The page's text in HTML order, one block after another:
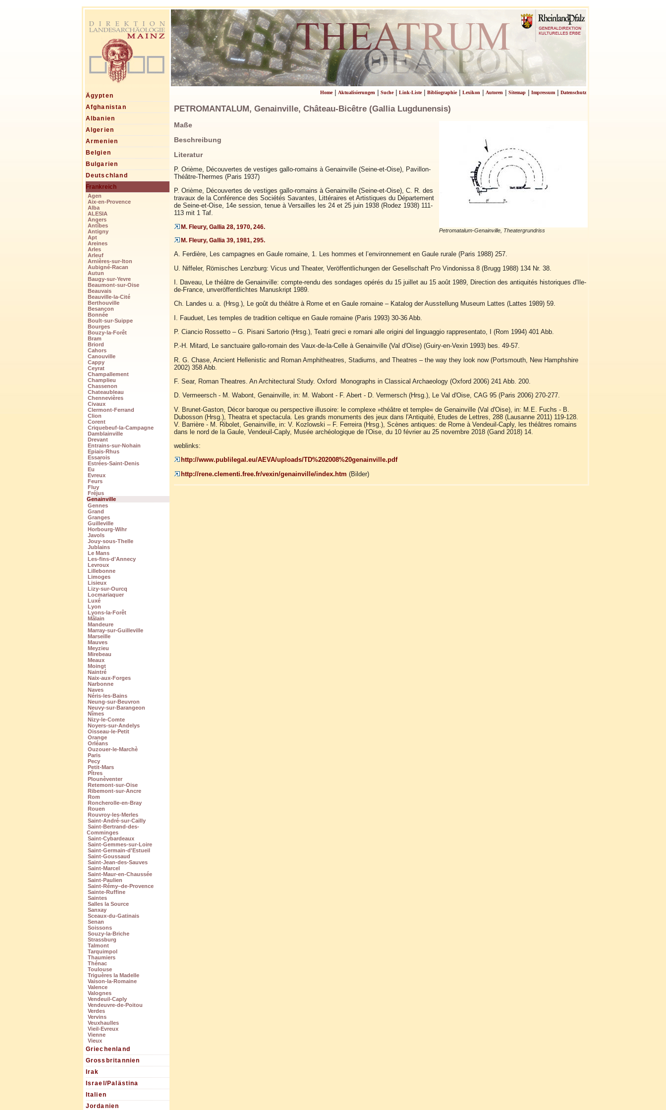
Ägypten
Afghanistan
Albanien
Algerien
Armenien
Belgien
Bulgarien
Deutschland
Frankreich
Agen
Aix-en-Provence
Alba
ALESIA
Angers
Antîbes
Antigny
Apt
Areines
Arles
Arleuf
Arnières-sur-Iton
Aubigné-Racan
Autun
Baugy-sur-Yevre
Beaumont-sur-Oise
Beauvais
Beauville-la-Cité
Berthouville
Besançon
Bonnée
Boult-sur-Suippe
Bourges
Bouzy-la-Forêt
Bram
Briord
Cahors
Canouville
Cappy
Ceyrat
Champallement
Champlieu
Chassenon
Chateaubleau
Chennevières
Civaux
Clermont-Ferrand
Clion
Corent
Criquebeuf-la-Campagne
Damblainville
Drevant
Entrains-sur-Nohain
Epiais-Rhus
Essarois
Estrées-Saint-Denis
Eu
Evreux
Feurs
Fluy
Fréjus
Genainville
Gennes
Grand
Granges
Guilleville
Horbourg-Wihr
Javols
Jouy-sous-Thelle
Jublains
Le Mans
Les-fins-d'Annecy
Levroux
Lillebonne
Limoges
Lisieux
Lizy-sur-Ourcq
Locmariaquer
Luxé
Lyon
Lyons-la-Forêt
Mâlain
Mandeure
Marray-sur-Guilleville
Marseille
Mauves
Meyzieu
Mirebeau
Meaux
Moingt
Naintré
Naix-aux-Forges
Narbonne
Naves
Néris-les-Bains
Neung-sur-Beuvron
Neuvy-sur-Barangeon
Nîmes
Nizy-le-Comte
Noyers-sur-Andelys
Oisseau-le-Petit
Orange
Orléans
Ouzouer-le-Marchè
Paris
Pecy
Petit-Mars
Pîtres
Plounèventer
Retemont-sur-Oise
Ribemont-sur-Ancre
Rom
Roncherolle-en-Bray
Rouen
Rouvroy-les-Merles
Saint-André-sur-Cailly
Saint-Bertrand-des-
Comminges
Saint-Cybardeaux
Saint-Gemmes-sur-Loire
Saint-Germain-d'Estueil
Saint-Goussaud
Saint-Jean-des-Sauves
Saint-Marcel
Saint-Maur-en-Chaussée
Saint-Paulien
Saint-Rémy–de-Provence
Sainte-Ruffine
Saintes
Salles la Source
Sanxay
Sceaux-du-Gatinais
Senan
Soissons
Souzy-la-Briche
Strassburg
Talmont
Tarquimpol
Thaumiers
Thénac
Toulouse
Triguères la Madelle
Vaison-la-Romaine
Valence
Valognes
Vendeuil-Caply
Vendeuvre-de-Poitou
Verdes
Vervins
Veuxhaulles
Vieil-Evreux
Vienne
Vieux
Griechenland
Grossbritannien
Irak
Israel/Palästina
Italien
Jordanien
Home| Aktualisierungen| Suche| Link-Liste| Bibliographie| Lexikon| Autoren| Sitemap| Impressum| Datenschutz
PETROMANTALUM, Genainville, Château-Bicêtre (Gallia Lugdunensis)
Petromatalum-Genainville, Theatergrundriss
Maße
Beschreibung
Literatur
P. Orième, Découvertes de vestiges gallo-romains à Genainville (Seine-et-Oise), Pavillon-
Théâtre-Thermes (Paris 1937)
P. Orième, Découvertes de vestiges gallo-romains à Genainville (Seine-et-Oise), C. R. des
travaux de la Conférence des Sociétés Savantes, Littéraires et Artistiques du Département
de Seine-et-Oise, 14e session, tenue à Versailles les 24 et 25 juin 1938 (Rodez 1938) 111-
113 mit 1 Taf.
M. Fleury, Gallia 28, 1970, 246.
M. Fleury, Gallia 39, 1981, 295.
A. Ferdière, Les campagnes en Gaule romaine, 1. Les hommes et l’environnement en Gaule rurale (Paris 1988) 257.
U. Niffeler, Römisches Lenzburg: Vicus und Theater, Veröffentlichungen der Gesellschaft Pro Vindonissa 8 (Brugg 1988) 134 Nr. 38.
I. Daveau, Le théâtre de Genainville: compte-rendu des sondages opérés du 15 juillet au 15 août 1989, Direction des antiquités historiques d'Ile-
de-France, unveröffentlichtes Manuskript 1989.
Ch. Landes u. a. (Hrsg.), Le goût du théâtre à Rome et en Gaule romaine – Katalog der Ausstellung Museum Lattes (Lattes 1989) 59.
I. Fauduet, Les temples de tradition celtique en Gaule romaine (Paris 1993) 30-36 Abb.
P. Ciancio Rossetto – G. Pisani Sartorio (Hrsg.), Teatri greci e romani alle origini del linguaggio rappresentato, I (Rom 1994) 401 Abb.
P.-H. Mitard, Le sanctuaire gallo-romain des Vaux-de-la-Celle à Genainville (Val d'Oise) (Guiry-en-Vexin 1993) bes. 49-57.
R. G. Chase, Ancient Hellenistic and Roman Amphitheatres, Stadiums, and Theatres – the way they look now (Portsmouth, New Hamphshire
2002) 358 Abb.
F. Sear, Roman Theatres. An Architectural Study. Oxford Monographs in Classical Archaeology (Oxford 2006) 241 Abb. 200.
D. Vermeersch - M. Wabont, Genainville, in: M. Wabont - F. Abert - D. Vermersch (Hrsg.), Le Val d'Oise, CAG 95 (Paris 2006) 270-277.
V. Brunet-Gaston, Décor baroque ou perspective illusoire: le complexe »théâtre et temple« de Genainville (Val d'Oise), in: M.E. Fuchs - B.
Dubosson (Hrsg.), Theatra et spectacula. Les grands monuments des jeux dans l'Antiquité, Etudes de Lettres, 288 (Lausanne 2011) 119-128.
V. Barrière - M. Ribolet, Genainville, in: V. Kozlowski – F. Ferreira (Hrsg.), Scènes antiques: de Rome à Vendeuil-Caply, les théâtres romains
dans le nord de la Gaule, Vendeuil-Caply, Musée archéologique de l'Oise, du 10 février au 25 novembre 2018 (Gand 2018) 14.
weblinks:
http://www.publilegal.eu/AEVA/uploads/TD%202008%20genainville.pdf
http://rene.clementi.free.fr/vexin/genainville/index.htm (Bilder)